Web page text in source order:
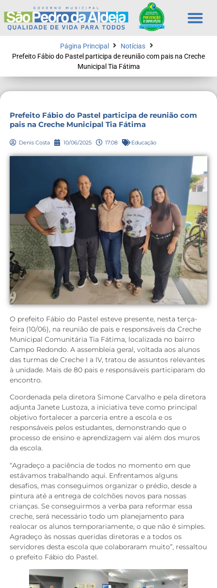
Página Principal
Notícias
Prefeito Fábio do Pastel participa de reunião com pais na Creche
Municipal Tia Fátima
Prefeito Fábio do Pastel participa de reunião com
pais na Creche Municipal Tia Fátima
Denis Costa 10/06/2025 17:08 Educação
O prefeito Fábio do Pastel esteve presente, nesta terça-
feira (10/06), na reunião de pais e responsáveis da Creche
Municipal Comunitária Tia Fátima, localizada no bairro
Campo Redondo. A assembleia geral, voltada aos alunos
das turmas de Creche I a IV, tratou de assuntos relevantes
à unidade. Mais de 80 pais e responsáveis participaram do
encontro.
Coordenada pela diretora Simone Carvalho e pela diretora
adjunta Janete Lustoza, a iniciativa teve como principal
objetivo fortalecer a parceria entre a escola e os
responsáveis pelos estudantes, demonstrando que o
processo de ensino e aprendizagem vai além dos muros
da escola.
“Agradeço a paciência de todos no momento em que
estávamos trabalhando aqui. Enfrentamos alguns
desafios, mas conseguimos organizar o prédio, desde a
pintura até a entrega de colchões novos para nossas
crianças. Se conseguirmos a verba para reformar essa
creche, será necessário todo um planejamento para
realocar os alunos temporariamente, o que não é simples.
Agradeço às nossas queridas diretoras e a todos os
servidores desta escola que colaboraram muito”, ressaltou
o prefeito Fábio do Pastel.